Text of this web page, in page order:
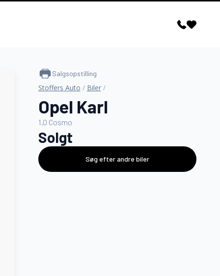
Salgsopstilling
Stoffers Auto / Biler /
Opel Karl
1,0 Cosmo
Solgt
Søg efter andre biler